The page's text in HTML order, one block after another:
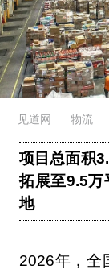
见道网 物流
项目总面积
拓展至9.5万
地
2026年，全